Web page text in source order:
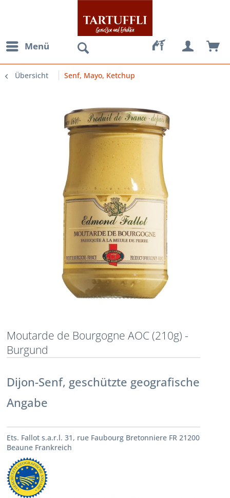
Menü
Übersicht Senf, Mayo, Ketchup
Moutarde de Bourgogne AOC (210g) -
Burgund
Dijon-Senf, geschützte geografische
Angabe
Ets. Fallot s.a.r.l. 31, rue Faubourg Bretonniere FR 21200
Beaune Frankreich